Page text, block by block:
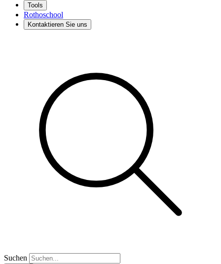
Tools
Rothoschool
Kontaktieren Sie uns
Suchen